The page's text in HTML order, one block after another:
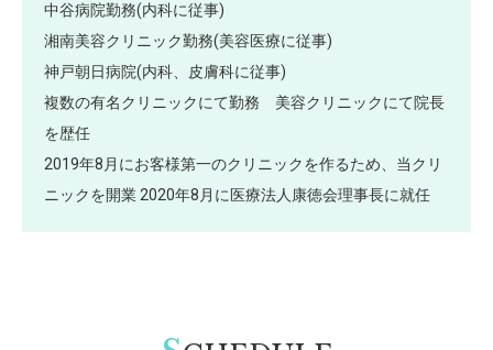
中谷病院勤務(内科に従事)
湘南美容クリニック勤務(美容医療に従事)
神戸朝日病院(内科、皮膚科に従事)
複数の有名クリニックにて勤務 美容クリニックにて院長
を歴任
2019年8月にお客様第一のクリニックを作るため、当クリ
ニックを開業 2020年8月に医療法人康徳会理事長に就任